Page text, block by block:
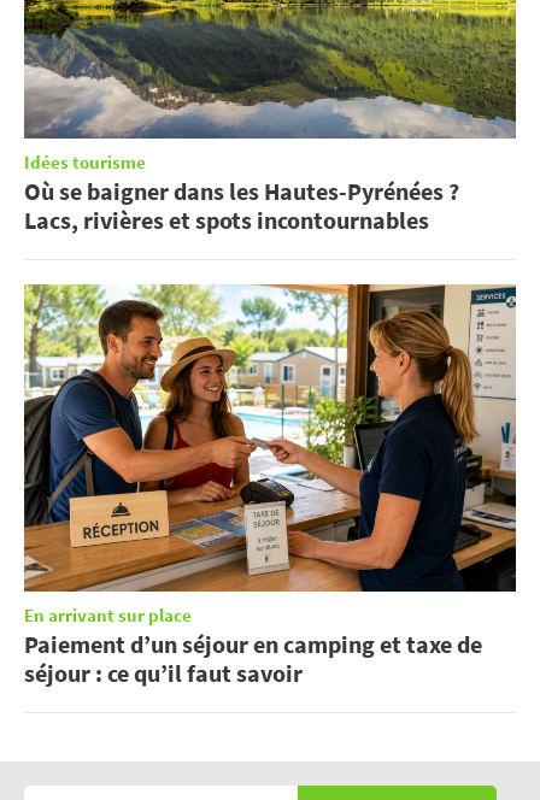
Idées tourisme
Où se baigner dans les Hautes-Pyrénées ?
Lacs, rivières et spots incontournables
En arrivant sur place
Paiement d’un séjour en camping et taxe de
séjour : ce qu’il faut savoir